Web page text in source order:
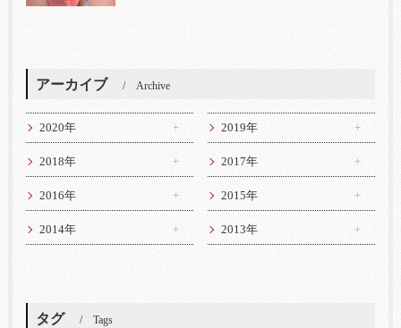
アーカイブ Archive
2020年 2019年
2018年 2017年
2016年 2015年
2014年 2013年
タグ Tags